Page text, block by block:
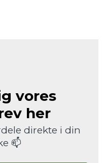
vores
her
direkte i din
📫